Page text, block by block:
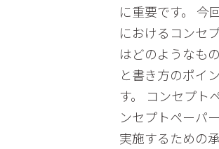
に重要です。 今
におけるコンセ
はどのようなも
と書き方のポイ
す。 コンセプト
ンセプトペーパ
実施するための